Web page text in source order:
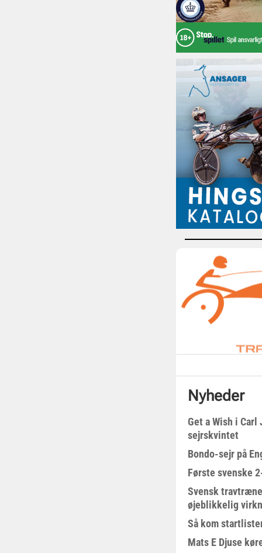
Nyheder
Get a Wish i Carl
sejrskvintet
Bondo-sejr på
Første svenske
Svensk
øjeblikkelig
Så kom
Mats E Djuse